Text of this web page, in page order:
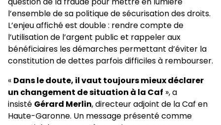
l’ensemble de sa politique de sécurisation des droits.
L’enjeu affiché est double : rendre compte de
l’utilisation de l’argent public et rappeler aux
bénéficiaires les démarches permettant d’éviter la
constitution de dettes parfois difficiles à rembourser.
« Dans le doute, il vaut toujours mieux déclarer
un changement de situation à la Caf », a
insisté Gérard Merlin, directeur adjoint de la Caf en
Haute-Garonne. Un message présenté comme